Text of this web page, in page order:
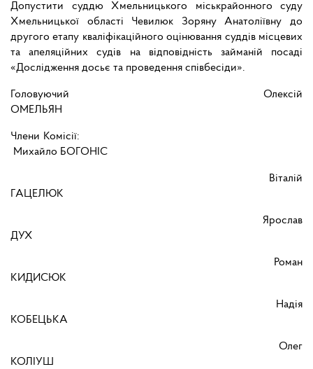
Допустити суддю Хмельницького міськрайонного суду
Хмельницької області Чевилюк Зоряну Анатоліївну до
другого етапу кваліфікаційного оцінювання суддів місцевих
та апеляційних судів на відповідність займаній посаді
«Дослідження досьє та проведення співбесіди».
Головуючий Олексій
ОМЕЛЬЯН
Члени Комісії:
Михайло БОГОНІС
Віталій
ГАЦЕЛЮК
Ярослав
ДУХ
Роман
КИДИСЮК
Надія
КОБЕЦЬКА
Олег
КОЛІУШ